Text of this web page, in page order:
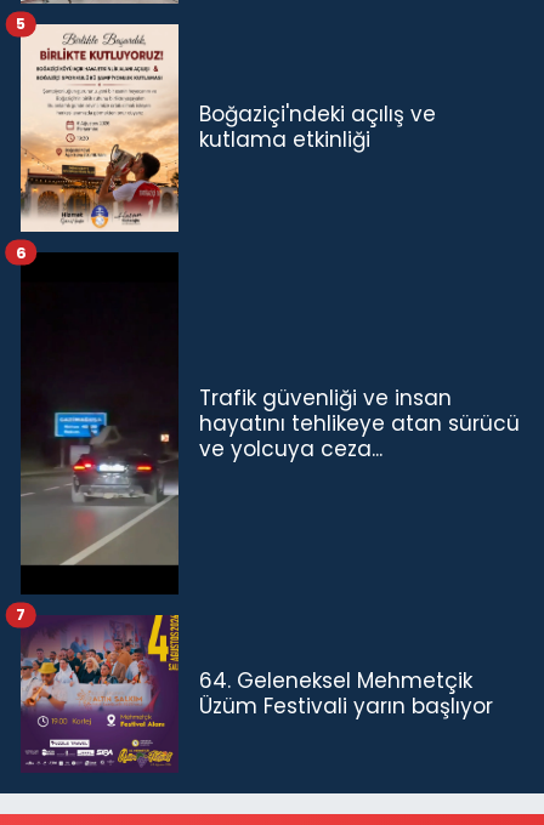
Boğaziçi'ndeki açılış ve
kutlama etkinliği
5
Trafik güvenliği ve insan
hayatını tehlikeye atan sürücü
ve yolcuya ceza...
6
64. Geleneksel Mehmetçik
Üzüm Festivali yarın başlıyor
7